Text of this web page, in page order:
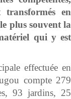
transformés en
plus souvent la
qui y est
effectuée en
compte 279
93 jardins, 25